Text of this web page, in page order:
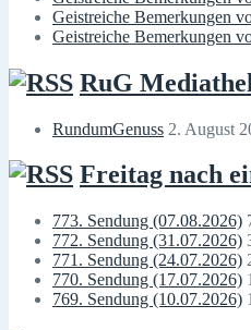
Geistreiche Bemerkungen
Geistreiche Bemerkungen
RuG
RundumGenuss 2. August
Freitag nach
773. Sendung (07.08.2026)
772. Sendung (31.07.2026)
771. Sendung (24.07.2026)
770. Sendung (17.07.2026)
769. Sendung (10.07.2026)